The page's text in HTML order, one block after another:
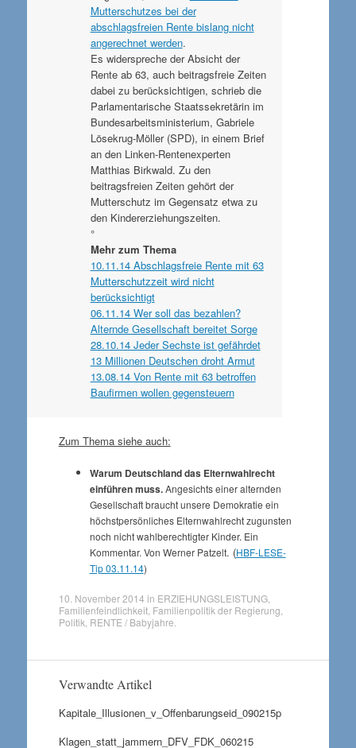
Mutterschutzes bei der
abschlagsfreien Rente bislang nicht
angerechnet werden.
Es widerspreche der Absicht der
Rente ab 63, auch beitragsfreie Zeiten
dabei zu berücksichtigen, schrieb die
Parlamentarische Staatssekretärin im
Bundesarbeitsministerium, Gabriele
Lösekrug-Möller (SPD), in einem Brief
an den Linken-Rentenexperten
Matthias Birkwald. Zu den
beitragsfreien Zeiten gehört der
Mutterschutz im Gegensatz etwa zu
den Kindererziehungszeiten.
°
Mehr zum Thema
10.11.14 Abschlagsfreie Rente mit 63
Mutterschutzzeit wird nicht
berücksichtigt
06.11.14 Wer soll das bezahlen?
Alternde Gesellschaft bereitet Sorge
28.10.14 Jeder Sechste ist gefährdet
13 Millionen Deutschen droht Armut
13.08.14 Von Rente mit 63 betroffen
Baufirmen wollen gegensteuern
Zum Thema siehe auch:
Warum Deutschland das Elternwahlrecht
einführen muss.Angesichts einer alternden
Gesellschaft braucht unsere Demokratie ein
höchstpersönliches Elternwahlrecht zugunsten
noch nicht wahlberechtigter Kinder. Ein
Kommentar. Von Werner Patzelt. (HBF-LESE-
Tip 03.11.14)
10. November 2014 in ERZIEHUNGSLEISTUNG,
Familienfeindlichkeit, Familienpolitik der Regierung
Politik RENTE / Babyjahre
Verwandte Artikel
Kapitale_Illusionen_v_Offenbarungseid_090215p
Klagen_statt_jammern_DFV_FDK_060215